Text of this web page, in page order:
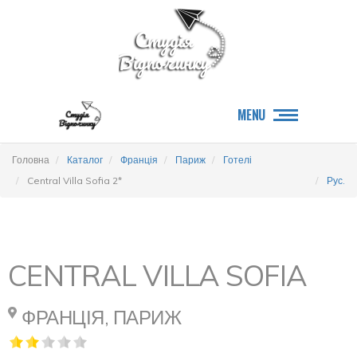
MENU
Головна Каталог Франція Париж
Готелі
Central Villa Sofia 2*
Рус.
CENTRAL VILLA SOFIA
ФРАНЦІЯ, ПАРИЖ